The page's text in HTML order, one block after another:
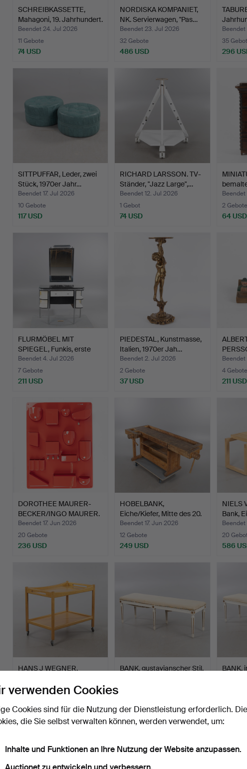
SCHREIBKASSETTE,
Mahagoni, 19. Jahrhundert.
Beendet 24. Jul 2026
11 Gebote
74 USD
NORDISKA KOMPANIET,
NK. Servierwagen, "Pas…
Beendet 23. Jul 2026
32 Gebote
486 USD
35
296
SITTPUFFAR, Leder, zwei
Stück, 1970er Jahr…
Beendet 17. Jul 2026
10 Gebote
117 USD
RICHARD LARSSON. TV-
Ständer, "Jazz Large",…
Beendet 12. Jul 2026
1 Gebot
74 USD
Beendet
2 Gebote
64 USD
FLURMÖBEL MIT
SPIEGEL, Funkis, erste
Hälft…
Beendet 4. Jul 2026
7 Gebote
211 USD
PIEDESTAL, Kunstmasse,
Italien, 1970er Jah…
Beendet 2. Jul 2026
2 Gebote
37 USD
Tinten…
4 Gebote
211 USD
DOROTHEE MAURER-
BECKER/INGO MAURER.
"UtenS…
Beendet 17. Jun 2026
20 Gebote
236 USD
HOBELBANK,
Eiche/Kiefer, Mitte des 20.
Jah…
Beendet 17. Jun 2026
12 Gebote
249 USD
NIELS
Bank,
Beendet
20
586
HANS J WEGNER.
"AT…
Beendet 12. Jun 2026
317 USD
BANK, gustavianscher Stil,
639 USD
BANK,
544 USD
verwenden Cookies
Cookies sind für die Nutzung der Dienstleistung erforderlich. Die
die Sie selbst verwalten können, werden verwendet, um:
Inhalte und Funktionen an Ihre Nutzung der Website anzupassen.